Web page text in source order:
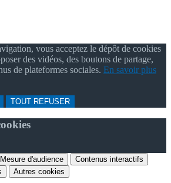
vous acceptez le dépôt de cookies
des vidéos, des boutons de partage,
de plateformes sociales. En savoir plus
TOUT REFUSER
Mesure d'audience
Contenus interactifs
Autres cookies